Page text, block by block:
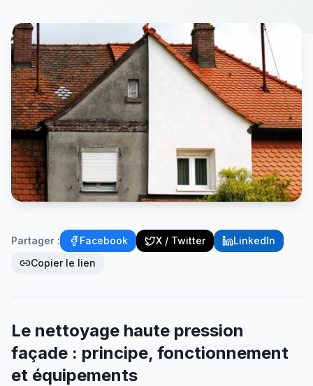
Partager : Facebook X / Twitter
LinkedIn
Copier le lien
Le nettoyage haute pression
façade : principe, fonctionnement
et équipements